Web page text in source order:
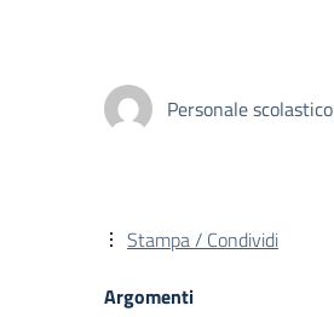
Personale scolastico
Stampa / Condividi
Argomenti